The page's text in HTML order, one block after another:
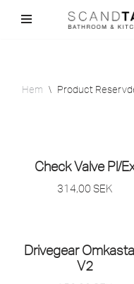
Hem \ Product
Check Valve Pl/
314,00 SEK
Drivegear
V2